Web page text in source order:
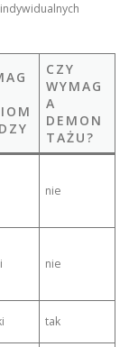
CZY
WYMAG
A
DEMON
TAŻU?
nie
nie
tak